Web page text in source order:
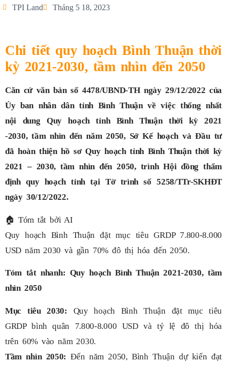
TPI Land Tháng 5 18, 2023
Chi tiết quy hoạch Bình Thuận thời
kỳ 2021-2030, tầm nhìn đến 2050
Căn cứ văn bản số 4478/UBND-TH ngày 29/12/2022 của
Ủy ban nhân dân tỉnh Bình Thuận về việc thống nhất
nội dung Quy hoạch tỉnh Bình Thuận thời kỳ 2021
-2030, tầm nhìn đến năm 2050, Sở Kế hoạch và Đầu tư
đã hoàn thiện hồ sơ Quy hoạch tỉnh Bình Thuận thời kỳ
2021 – 2030, tầm nhìn đến 2050, trình Hội đồng thẩm
định quy hoạch tỉnh tại Tờ trình số 5258/TTr-SKHĐT
ngày 30/12/2022.
🏠 Tóm tắt bởi AI
Quy hoạch Bình Thuận đặt mục tiêu GRDP 7.800-8.000
USD năm 2030 và gần 70% đô thị hóa đến 2050.
Tóm tắt nhanh: Quy hoạch Bình Thuận 2021-2030, tầm
nhìn 2050
Mục tiêu 2030:
Quy hoạch Bình Thuận đặt mục tiêu
GRDP bình quân 7.800-8.000 USD và tỷ lệ đô thị hóa
trên 60% vào năm 2030.
Tầm nhìn 2050: Đến năm 2050, Bình Thuận dự kiến đạt